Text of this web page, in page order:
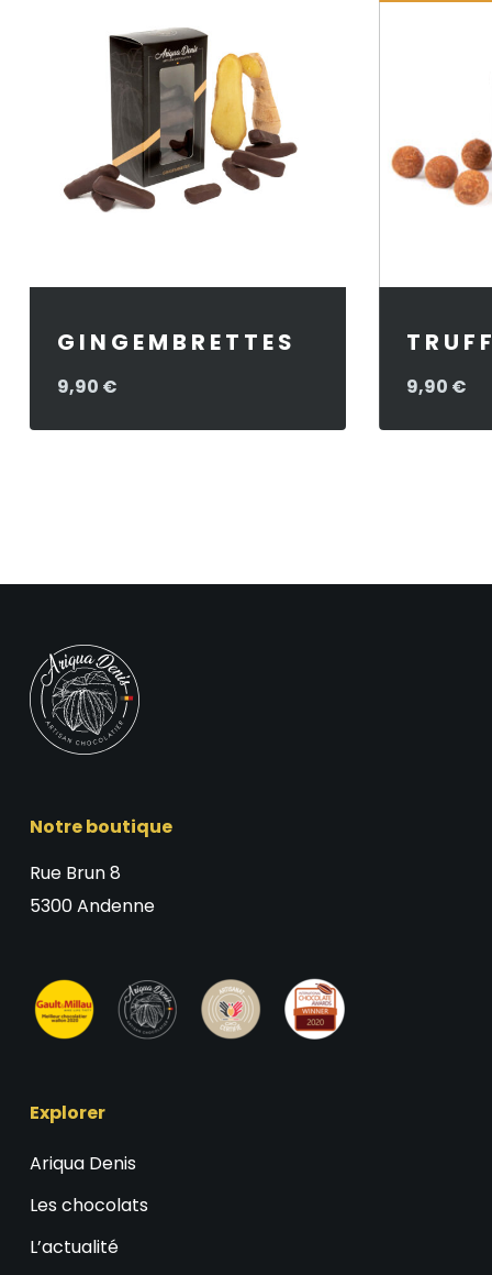
GINGEMBRETTES
9,90 € 9,90 €
Notre boutique
Rue Brun 8
5300 Andenne
Explorer
Ariqua Denis
Les chocolats
L’actualité